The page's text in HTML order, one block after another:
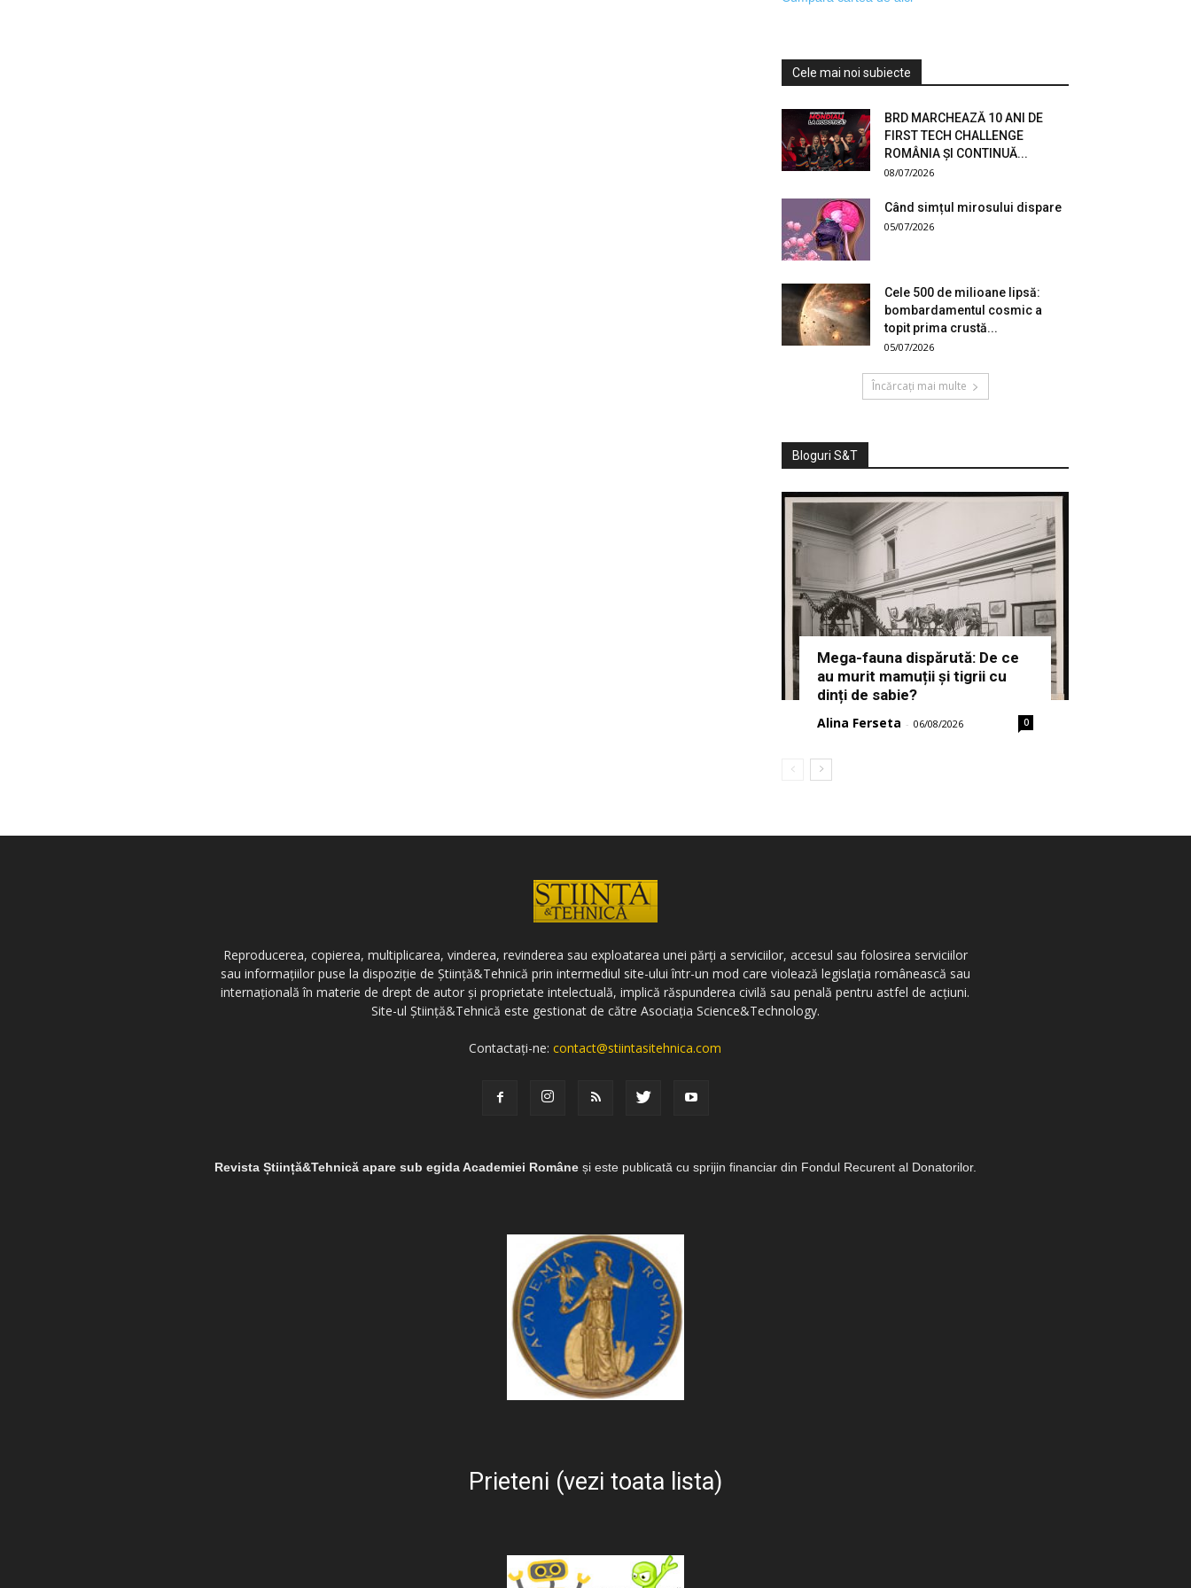
Cele mai noi subiecte
BRD MARCHEAZĂ 10 ANI DE
FIRST TECH CHALLENGE
ROMÂNIA ȘI CONTINUĂ...
08/07/2026
Când simțul mirosului dispare
05/07/2026
Cele 500 de milioane lipsă:
bombardamentul cosmic a
topit prima crustă...
05/07/2026
Încărcați mai multe
Bloguri S&T
Mega-fauna dispărută: De ce
au murit mamuții și tigrii cu
dinți de sabie?
Alina Ferseta - 06/08/2026 0
Reproducerea, copierea, multiplicarea, vinderea, revinderea sau exploatarea unei părți a serviciilor, accesul sau folosirea serviciilor
sau informațiilor puse la dispoziție de Știință&Tehnică prin intermediul site-ului într-un mod care violează legislația românească sau
internațională în materie de drept de autor și proprietate intelectuală, implică răspunderea civilă sau penală pentru astfel de acțiuni.
Site-ul Știință&Tehnică este gestionat de către Asociația Science&Technology.
Contactați-ne:contact@stiintasitehnica.com
Revista Știință&Tehnică apare sub egida Academiei Române și este publicată cu sprijin financiar din Fondul Recurent al Donatorilor.
Prieteni (vezi toata lista)